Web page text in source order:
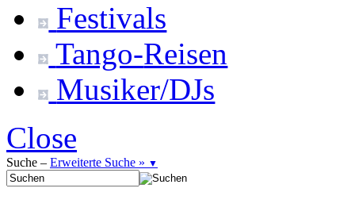
Festivals
Tango-Reisen
Musiker/DJs
Close
Suche – Erweiterte Suche » ▼